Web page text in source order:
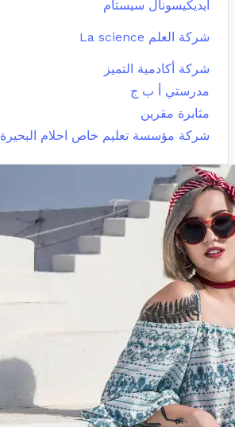
ايديكيسونال سيستام
شركة العلم La science
شركة أكادمية التميز
مدرستي أ ب ج
مثابرة مقرين
شركة مؤسسة تعليم خاص احلام البحيرة